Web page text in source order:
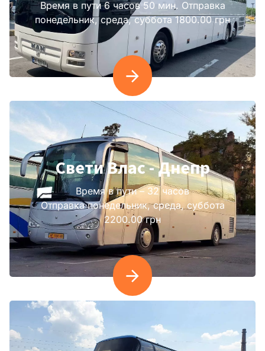
Время в пути 6 часов 50 мин. Отправка
понедельник, среда, суббота 1800.00 грн
Свети Влас - Днепр
Время в пути – 32 часов
Отправка понедельник, среда, суббота
2200.00 грн